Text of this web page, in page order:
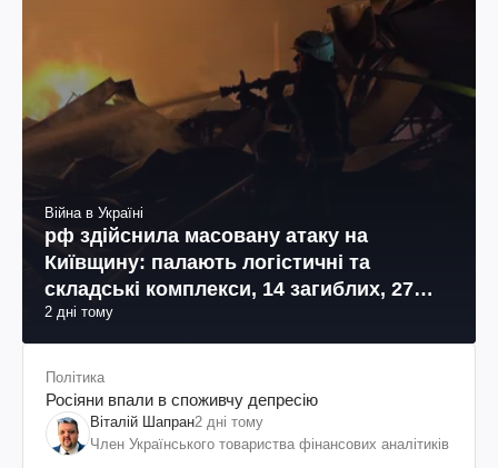
Війна в Україні
рф здійснила масовану атаку на
Київщину: палають логістичні та
складські комплекси, 14 загиблих, 27
поранених (фото, відео)
2 дні тому
Політика
Росіяни впали в споживчу депресію
Віталій Шапран2 дні тому
Член Українського товариства фінансових аналітиків